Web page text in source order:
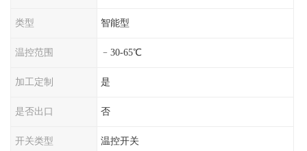
类型 智能型
温控范围 ﹣30-65℃
加工定制 是
是否出口 否
开关类型 温控开关